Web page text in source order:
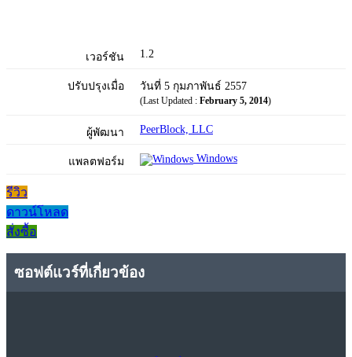
เวอร์ชัน 1.2
ปรับปรุงเมื่อ วันที่ 5 กุมภาพันธ์ 2557
(Last Updated : February 5, 2014)
ผู้พัฒนา PeerBlock, LLC
แพลตฟอร์ม Windows
รีวิว
ดาวน์โหลด
สั่งซื้อ
ซอฟต์แวร์ที่เกี่ยวข้อง